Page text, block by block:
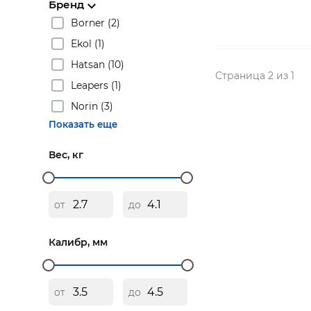
Бренд
Borner (2)
Ekol (1)
Hatsan (10)
Leapers (1)
Norin (3)
Показать еще
Вес, кг
от до
Калибр, мм
от до
Страница 2 из 1